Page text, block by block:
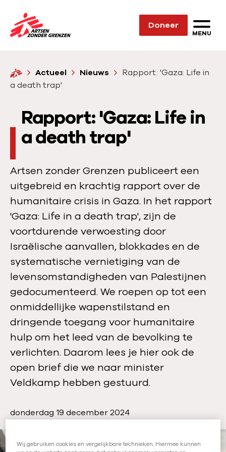
Sla navigatie over
N
r
d
o
e
p
a
g
e
Doneer
MENU
H
o
e
Actueel Nieuws
Rapport: 'Gaza: Life in
a death trap'
Rapport: 'Gaza: Life in
a death trap'
Artsen zonder Grenzen publiceert een
uitgebreid en krachtig rapport over de
humanitaire crisis in Gaza. In het rapport
'Gaza: Life in a death trap', zijn de
voortdurende verwoesting door
Israëlische aanvallen, blokkades en de
systematische vernietiging van de
levensomstandigheden van Palestijnen
gedocumenteerd. We roepen op tot een
onmiddellijke wapenstilstand en
dringende toegang voor humanitaire
hulp om het leed van de bevolking te
verlichten. Daarom lees je hier ook de
open brief die we naar minister
Veldkamp hebben gestuurd.
P
donderdag 19 december 2024
Wij gebruiken cookies en vergelijkbare technieken. Hiermee kunnen